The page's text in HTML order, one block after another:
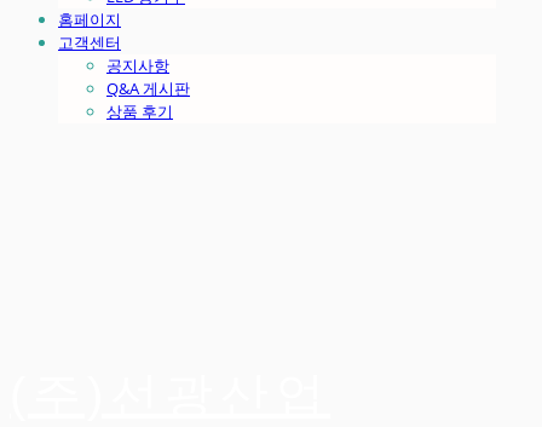
홈페이지
고객센터
공지사항
Q&A 게시판
상품 후기